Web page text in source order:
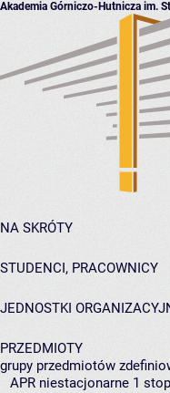
Akademia Górniczo-Hutnicza im.
NA SKRÓTY
STUDENCI, PRACOWNICY
JEDNOSTKI
PRZEDMIOTY
grupy przedmiotów
APR niestacjonarne 1